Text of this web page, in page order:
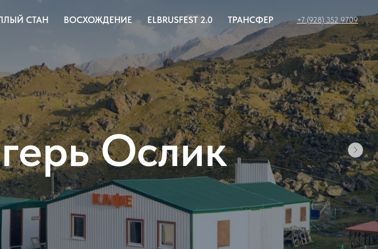
СТАН ВОСХОЖДЕНИЕ ELBRUSFEST 2.0 ТРАНСФЕР +7 (928) 352 9709
Ослик